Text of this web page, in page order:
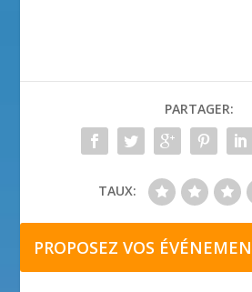
PARTAGER:
TAUX:
PROPOSEZ VOS